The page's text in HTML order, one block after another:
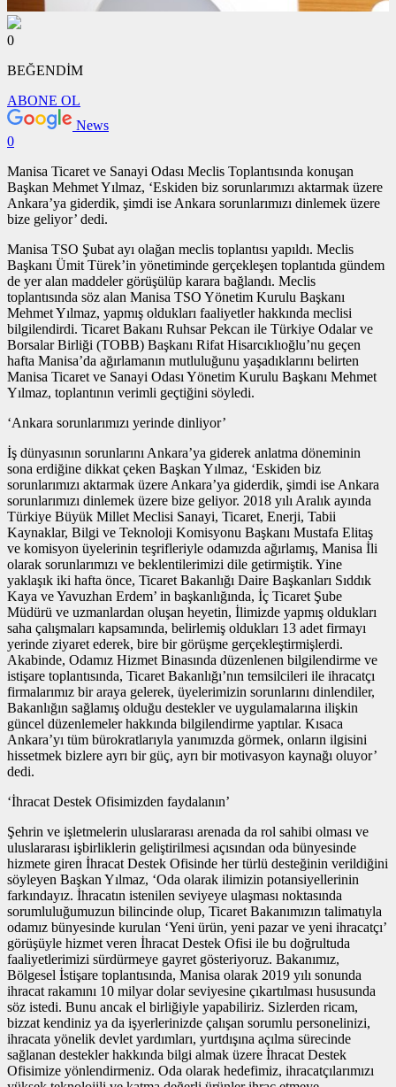
0
BEĞENDİM
ABONE OL
News
0
Manisa Ticaret ve Sanayi Odası Meclis Toplantısında konuşan
Başkan Mehmet Yılmaz, ‘Eskiden biz sorunlarımızı aktarmak üzere
Ankara’ya giderdik, şimdi ise Ankara sorunlarımızı dinlemek üzere
bize geliyor’ dedi.
Manisa TSO Şubat ayı olağan meclis toplantısı yapıldı. Meclis
Başkanı Ümit Türek’in yönetiminde gerçekleşen toplantıda gündem
de yer alan maddeler görüşülüp karara bağlandı. Meclis
toplantısında söz alan Manisa TSO Yönetim Kurulu Başkanı
Mehmet Yılmaz, yapmış oldukları faaliyetler hakkında meclisi
bilgilendirdi. Ticaret Bakanı Ruhsar Pekcan ile Türkiye Odalar ve
Borsalar Birliği (TOBB) Başkanı Rifat Hisarcıklıoğlu’nu geçen
hafta Manisa’da ağırlamanın mutluluğunu yaşadıklarını belirten
Manisa Ticaret ve Sanayi Odası Yönetim Kurulu Başkanı Mehmet
Yılmaz, toplantının verimli geçtiğini söyledi.
‘Ankara sorunlarımızı yerinde dinliyor’
İş dünyasının sorunlarını Ankara’ya giderek anlatma döneminin
sona erdiğine dikkat çeken Başkan Yılmaz, ‘Eskiden biz
sorunlarımızı aktarmak üzere Ankara’ya giderdik, şimdi ise Ankara
sorunlarımızı dinlemek üzere bize geliyor. 2018 yılı Aralık ayında
Türkiye Büyük Millet Meclisi Sanayi, Ticaret, Enerji, Tabii
Kaynaklar, Bilgi ve Teknoloji Komisyonu Başkanı Mustafa Elitaş
ve komisyon üyelerinin teşrifleriyle odamızda ağırlamış, Manisa İli
olarak sorunlarımızı ve beklentilerimizi dile getirmiştik. Yine
yaklaşık iki hafta önce, Ticaret Bakanlığı Daire Başkanları Sıddık
Kaya ve Yavuzhan Erdem’ in başkanlığında, İç Ticaret Şube
Müdürü ve uzmanlardan oluşan heyetin, İlimizde yapmış oldukları
saha çalışmaları kapsamında, belirlemiş oldukları 13 adet firmayı
yerinde ziyaret ederek, bire bir görüşme gerçekleştirmişlerdi.
Akabinde, Odamız Hizmet Binasında düzenlenen bilgilendirme ve
istişare toplantısında, Ticaret Bakanlığı’nın temsilcileri ile ihracatçı
firmalarımız bir araya gelerek, üyelerimizin sorunlarını dinlendiler,
Bakanlığın sağlamış olduğu destekler ve uygulamalarına ilişkin
güncel düzenlemeler hakkında bilgilendirme yaptılar. Kısaca
Ankara’yı tüm bürokratlarıyla yanımızda görmek, onların ilgisini
hissetmek bizlere ayrı bir güç, ayrı bir motivasyon kaynağı oluyor’
dedi.
‘İhracat Destek Ofisimizden faydalanın’
Şehrin ve işletmelerin uluslararası arenada da rol sahibi olması ve
uluslararası işbirliklerin geliştirilmesi açısından oda bünyesinde
hizmete giren İhracat Destek Ofisinde her türlü desteğinin verildiğini
söyleyen Başkan Yılmaz, ‘Oda olarak ilimizin potansiyellerinin
farkındayız. İhracatın istenilen seviyeye ulaşması noktasında
sorumluluğumuzun bilincinde olup, Ticaret Bakanımızın talimatıyla
odamız bünyesinde kurulan ‘Yeni ürün, yeni pazar ve yeni ihracatçı’
görüşüyle hizmet veren İhracat Destek Ofisi ile bu doğrultuda
faaliyetlerimizi sürdürmeye gayret gösteriyoruz. Bakanımız,
Bölgesel İstişare toplantısında, Manisa olarak 2019 yılı sonunda
ihracat rakamını 10 milyar dolar seviyesine çıkartılması hususunda
söz istedi. Bunu ancak el birliğiyle yapabiliriz. Sizlerden ricam,
bizzat kendiniz ya da işyerlerinizde çalışan sorumlu personelinizi,
ihracata yönelik devlet yardımları, yurtdışına açılma sürecinde
sağlanan destekler hakkında bilgi almak üzere İhracat Destek
Ofisimize yönlendirmeniz. Oda olarak hedefimiz, ihracatçılarımızı